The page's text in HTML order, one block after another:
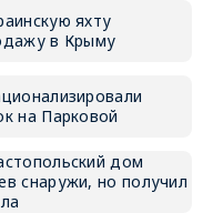
яхту
в Крыму
на Парковой
дом
снаружи, но получил